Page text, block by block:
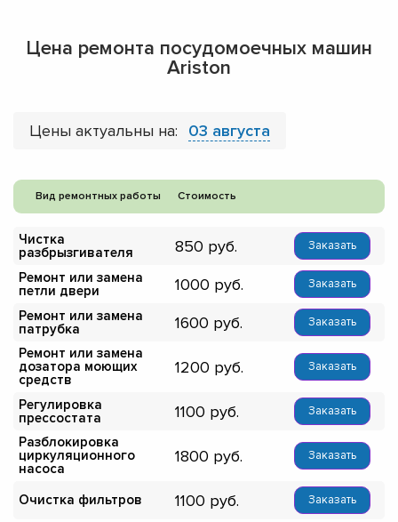
Цена ремонта посудомоечных машин
Ariston
Цены актуальны на: 03 августа
Вид ремонтных работы Стоимость
Чистка
разбрызгивателя
850 Заказать
Ремонт или замена
петли двери
1000 Заказать
Ремонт или замена
патрубка
1600 Заказать
Ремонт или замена
дозатора моющих
средств
1200 Заказать
Регулировка
прессостата
1100 Заказать
Разблокировка
циркуляционного
насоса
1800 Заказать
Очистка фильтров 1100 Заказать